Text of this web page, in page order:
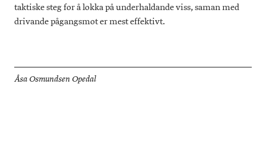
taktiske steg for å lokka på underhaldande viss, saman med
drivande pågangsmot er mest effektivt.
Åsa Osmundsen Opedal